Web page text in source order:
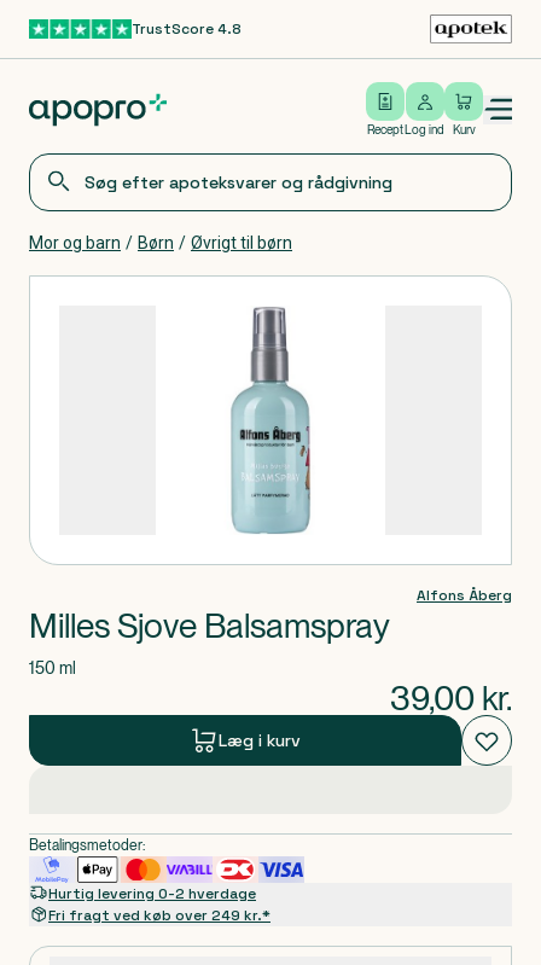
Gå til hovedindholdTrustScore 4.8
Recept
Log ind
Log ind Kurv
Open/close menu
Mor og barn / Børn / Øvrigt til børn
Alfons Åberg
Milles Sjove Balsamspray
150 ml
39,00 kr.
Læg i kurv
Betalingsmetoder:
Hurtig levering 0-2 hverdage
Fri fragt ved køb over 249 kr.*